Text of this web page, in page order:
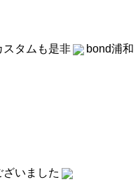
スタムも是非
bond浦和
いました